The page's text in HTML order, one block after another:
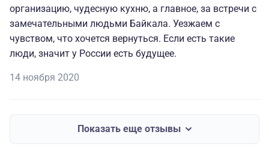
организацию, чудесную кухню, а главное, за встречи с
замечательными людьми Байкала. Уезжаем с
чувством, что хочется вернуться. Если есть такие
люди, значит у России есть будущее.
14 ноября 2020
Показать еще отзывы